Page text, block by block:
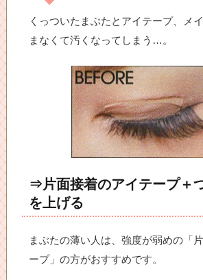
くっついたまぶたとアイテープ、メ
まなくて汚くなってしまう…。
⇒片面接着のアイテープ＋
を上げる
まぶたの薄い人は、強度が弱めの「
ープ」の方がおすすめです。